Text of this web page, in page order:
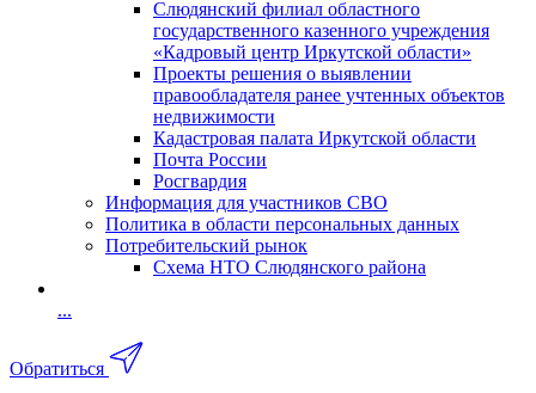
Слюдянский филиал областного
государственного казенного учреждения
«Кадровый центр Иркутской области»
Проекты решения о выявлении
правообладателя ранее учтенных объектов
недвижимости
Кадастровая палата Иркутской области
Почта России
Росгвардия
Информация для участников СВО
Политика в области персональных данных
Потребительский рынок
Схема НТО Слюдянского района
...
Обратиться